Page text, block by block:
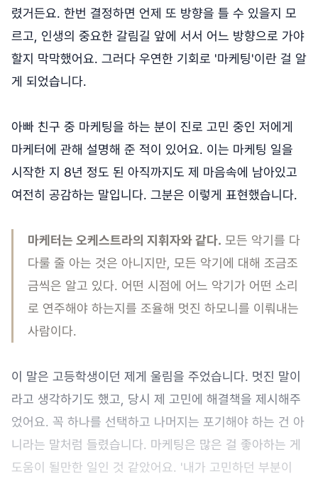
렸거든요. 한번 결정하면 언제 또 방향을 틀 수 있을지 모
르고, 인생의 중요한 갈림길 앞에 서서 어느 방향으로 가야
할지 막막했어요. 그러다 우연한 기회로 '마케팅'이란 걸 알
게 되었습니다.
아빠 친구 중 마케팅을 하는 분이 진로 고민 중인 저에게
마케터에 관해 설명해 준 적이 있어요. 이는 마케팅 일을
시작한 지 8년 정도 된 아직까지도 제 마음속에 남아있고
여전히 공감하는 말입니다. 그분은 이렇게 표현했습니다.
마케터는 오케스트라의 지휘자와 같다. 모든 악기를 다
다룰 줄 아는 것은 아니지만, 모든 악기에 대해 조금조
금씩은 알고 있다. 어떤 시점에 어느 악기가 어떤 소리
로 연주해야 하는지를 조율해 멋진 하모니를 이뤄내는
사람이다.
이 말은 고등학생이던 제게 울림을 주었습니다. 멋진 말이
라고 생각하기도 했고, 당시 제 고민에 해결책을 제시해주
었어요. 꼭 하나를 선택하고 나머지는 포기해야 하는 건 아
니라는 말처럼 들렸습니다. 마케팅은 많은 걸 좋아하는 게
도움이 될만한 일인 것 같았어요. '내가 고민하던 부분이